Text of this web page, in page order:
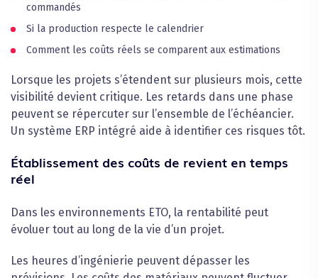
commandés
Si la production respecte le calendrier
Comment les coûts réels se comparent aux estimations
Lorsque les projets s’étendent sur plusieurs mois, cette
visibilité devient critique. Les retards dans une phase
peuvent se répercuter sur l’ensemble de l’échéancier.
Un système ERP intégré aide à identifier ces risques tôt.
Établissement des coûts de revient en temps
réel
Dans les environnements ETO, la rentabilité peut
évoluer tout au long de la vie d’un projet.
Les heures d’ingénierie peuvent dépasser les